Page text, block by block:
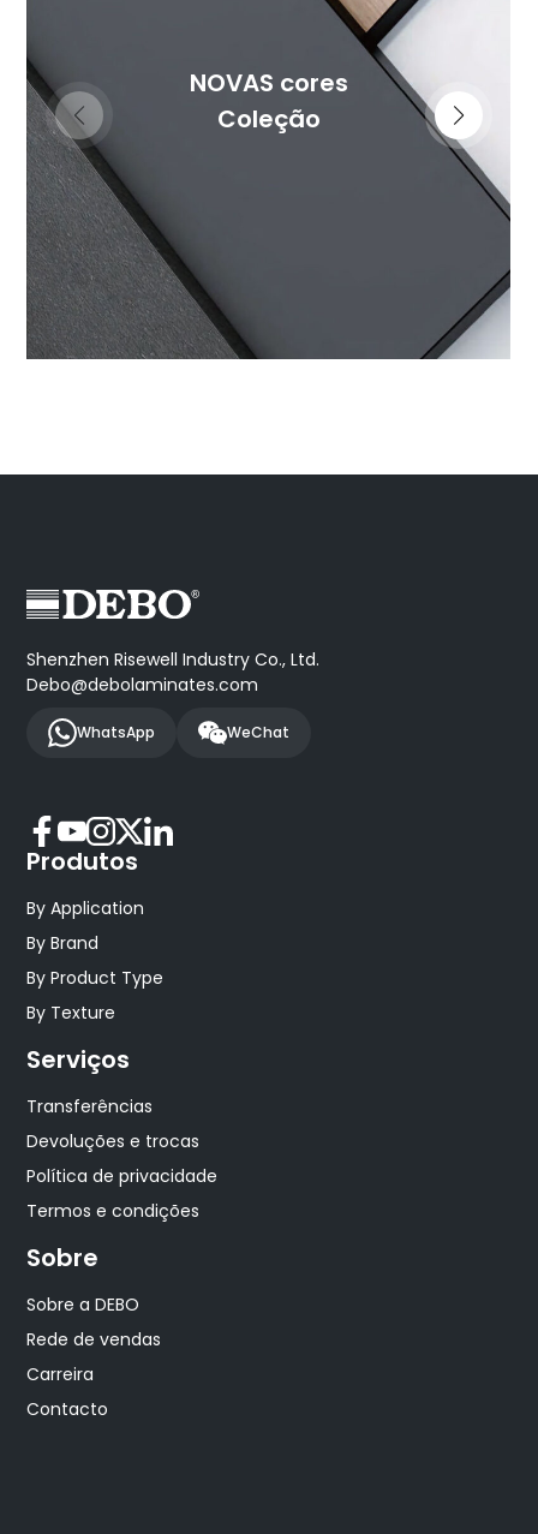
NOVAS cores
Coleção
Shenzhen Risewell Industry Co., Ltd.
Debo@debolaminates.com
WhatsApp WeChat
Produtos
By Application
By Brand
By Product Type
By Texture
Serviços
Transferências
Devoluções e trocas
Política de privacidade
Termos e condições
Sobre
Sobre a DEBO
Rede de vendas
Carreira
Contacto